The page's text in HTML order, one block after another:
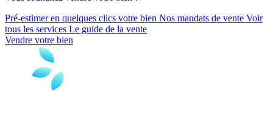
Pré-estimer en quelques clics votre bien Nos mandats de vente Voir
tous les services Le guide de la vente
Vendre votre bien